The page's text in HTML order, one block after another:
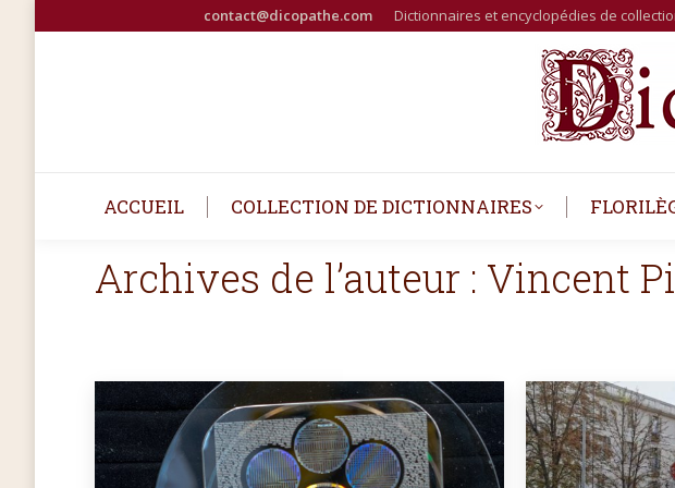
contact@dicopathe.com Dictionnaires et encyclopédies de
ACCUEIL COLLECTION DE DICTIONNAIRES
Archives de l’auteur : Vincent